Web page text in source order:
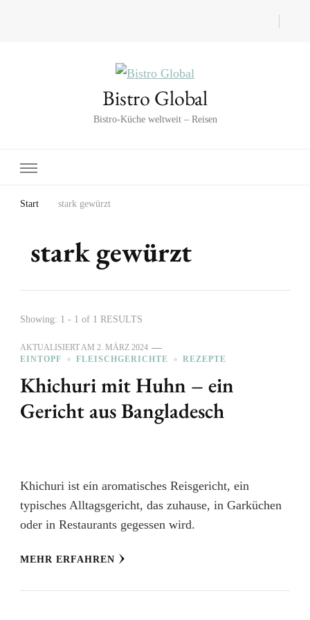
Bistro Global
Bistro-Küche weltweit – Reisen
Start stark gewürzt
stark gewürzt
Showing: 1 - 1 of 1 RESULTS
AKTUALISIERT AM 2. MÄRZ 2024
EINTOPF
FLEISCHGERICHTE REZEPTE
Khichuri mit Huhn – ein
Gericht aus Bangladesch
Khichuri ist ein aromatisches Reisgericht, ein
typisches Alltagsgericht, das zuhause, in Garküchen
oder in Restaurants gegessen wird.
MEHR ERFAHREN